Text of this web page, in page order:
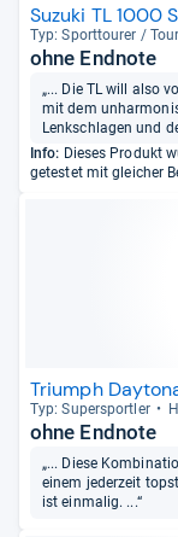
Suzuki TL 1000
Typ: Sport­tou­rer /
ohne Endnote
„... Die TL will also
mit dem
Lenkschlagen und
Info: Dieses Produkt
getestet mit gleicher
Triumph
Typ: Super­sport­ler
ohne Endnote
„... Diese
einem jederzeit
ist einmalig. ...“